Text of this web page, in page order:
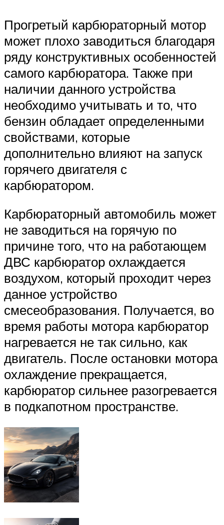
Прогретый карбюраторный мотор
может плохо заводиться благодаря
ряду конструктивных особенностей
самого карбюратора. Также при
наличии данного устройства
необходимо учитывать и то, что
бензин обладает определенными
свойствами, которые
дополнительно влияют на запуск
горячего двигателя с
карбюратором.
Карбюраторный автомобиль может
не заводиться на горячую по
причине того, что на работающем
ДВС карбюратор охлаждается
воздухом, который проходит через
данное устройство
смесеобразования. Получается, во
время работы мотора карбюратор
нагревается не так сильно, как
двигатель. После остановки мотора
охлаждение прекращается,
карбюратор сильнее разогревается
в подкапотном пространстве.